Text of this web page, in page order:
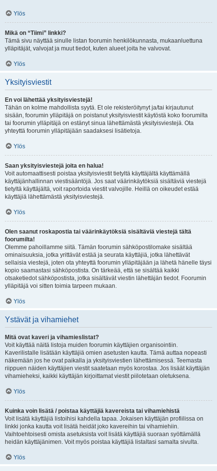
Ylös
Mikä on “Tiimi” linkki?
Tämä sivu näyttää sinulle listan foorumin henkilökunnasta, mukaanluettuna
ylläpitäjät, valvojat ja muut tiedot, kuten alueet joita he valvovat.
Ylös
Yksityisviestit
En voi lähettää yksityisviestejä!
Tähän on kolme mahdollista syytä. Et ole rekisteröitynyt ja/tai kirjautunut
sisään, foorumin ylläpitäjä on poistanut yksityisviestit käytöstä koko foorumilta
tai foorumin ylläpitäjä on estänyt sinua lähettämästä yksityisviestejä. Ota
yhteyttä foorumin ylläpitäjään saadaksesi lisätietoja.
Ylös
Saan yksityisviestejä joita en halua!
Voit automaattisesti poistaa yksityisviestit tietyltä käyttäjältä käyttämällä
käyttäjänhallinnan viestisääntöjä. Jos saat väärinkäytöksiä sisältäviä viestejä
tietyltä käyttäjältä, voit raportoida viestit valvojille. Heillä on oikeudet estää
käyttäjiä lähettämästä yksityisviestejä.
Ylös
Olen saanut roskapostia tai väärinkäytöksiä sisältäviä viestejä tältä
foorumilta!
Olemme pahoillamme siitä. Tämän foorumin sähköpostilomake sisältää
ominaisuuksia, jotka yrittävät estää ja seurata käyttäjiä, jotka lähettävät
sellaisia viestejä, joten ota yhteyttä foorumin ylläpitäjään ja lähetä hänelle täysi
kopio saamastasi sähköpostista. On tärkeää, että se sisältää kaikki
otsaketiedot sähköpostista, jotka sisältävät viestin lähettäjän tiedot. Foorumin
ylläpitäjä voi sitten toimia tarpeen mukaan.
Ylös
Ystävät ja vihamiehet
Mitä ovat kaveri ja vihamieslistat?
Voit käyttää näitä listoja muiden foorumin käyttäjien organisointiin.
Kaverilistalle lisätään käyttäjiä omien asetusten kautta. Tämä auttaa nopeasti
näkemään jos he ovat paikalla ja yksityisviestien lähettämisessä. Teemasta
riippuen näiden käyttäjien viestit saatetaan myös korostaa. Jos lisäät käyttäjän
vihamieheksi, kaikki käyttäjän kirjoittamat viestit piilotetaan oletuksena.
Ylös
Kuinka voin lisätä / poistaa käyttäjiä kavereista tai vihamiehistä
Voit lisätä käyttäjiä listoihisi kahdella tapaa. Jokaisen käyttäjän profiilissa on
linkki jonka kautta voit lisätä heidät joko kavereihin tai vihamiehiin.
Vaihtoehtoisesti omista asetuksista voit lisätä käyttäjiä suoraan syöttämällä
heidän käyttäjänimen. Voit myös poistaa käyttäjiä listaltasi samalta sivulta.
Ylös